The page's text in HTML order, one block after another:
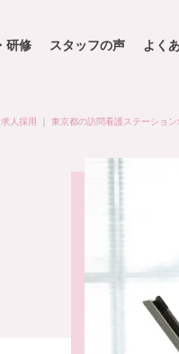
研修 スタッフの声 よく
人採用 東京都の訪問看護ステーション